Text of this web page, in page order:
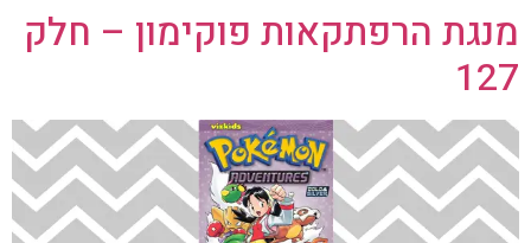
מנגת הרפתקאות פוקימון – חלק
127